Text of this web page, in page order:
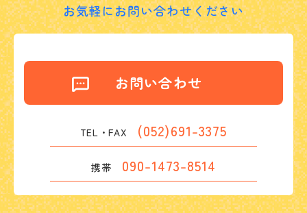
お気軽にお問い合わせください
お問い合わせ
TEL・FAX (052)691-3375
携帯 090-1473-8514